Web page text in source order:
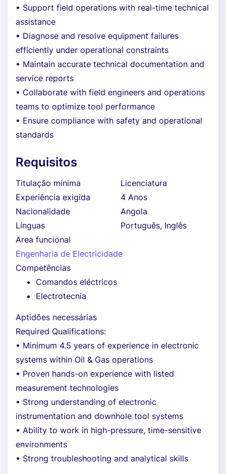
• Support field operations with real-time technical
assistance
• Diagnose and resolve equipment failures
efficiently under operational constraints
• Maintain accurate technical documentation and
service reports
• Collaborate with field engineers and operations
teams to optimize tool performance
• Ensure compliance with safety and operational
standards
Requisitos
Titulação mínima
Licenciatura
Experiência exigida
4 Anos
Nacionalidade
Angola
Línguas
Português, Inglês
Area funcional
Engenharia de Electricidade
Competências
Comandos eléctricos
Electrotecnia
Aptidões necessárias
Required Qualifications:
• Minimum 4.5 years of experience in electronic
systems within Oil & Gas operations
• Proven hands-on experience with listed
measurement technologies
• Strong understanding of electronic
instrumentation and downhole tool systems
• Ability to work in high-pressure, time-sensitive
environments
• Strong troubleshooting and analytical skills